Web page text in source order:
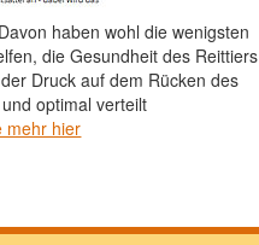
haben wohl die wenigsten
die Gesundheit des Reittiers
Druck auf dem Rücken des
optimal verteilt
mehr hier